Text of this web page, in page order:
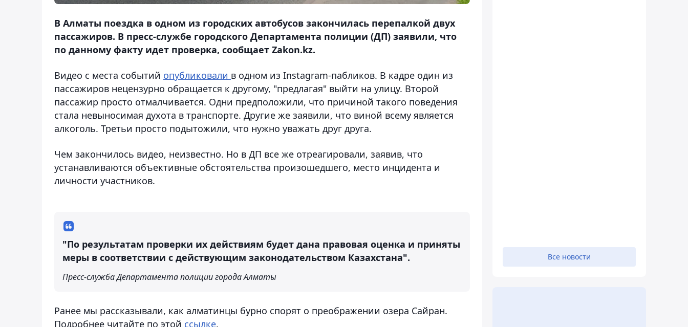
В Алматы поездка в одном из городских автобусов закончилась перепалкой двух
пассажиров. В пресс-службе городского Департамента полиции (ДП) заявили, что
по данному факту идет проверка, сообщает Zakon.kz.
Видео с места событий опубликовали в одном из Instagram-пабликов. В кадре один из
пассажиров нецензурно обращается к другому, "предлагая" выйти на улицу. Второй
пассажир просто отмалчивается. Одни предположили, что причиной такого поведения
стала невыносимая духота в транспорте. Другие же заявили, что виной всему является
алкоголь. Третьи просто подытожили, что нужно уважать друг друга.
Чем закончилось видео, неизвестно. Но в ДП все же отреагировали, заявив, что
устанавливаются объективные обстоятельства произошедшего, место инцидента и
личности участников.
"По результатам проверки их действиям будет дана правовая оценка и приняты
меры в соответствии с действующим законодательством Казахстана".
Пресс-служба Департамента полиции города Алматы
Ранее мы рассказывали, как алматинцы бурно спорят о преображении озера Сайран.
Подробнее читайте по этой ссылке.
Все новости